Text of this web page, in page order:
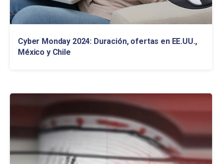
Cyber Monday 2024: Duración, ofertas en EE.UU.,
México y Chile